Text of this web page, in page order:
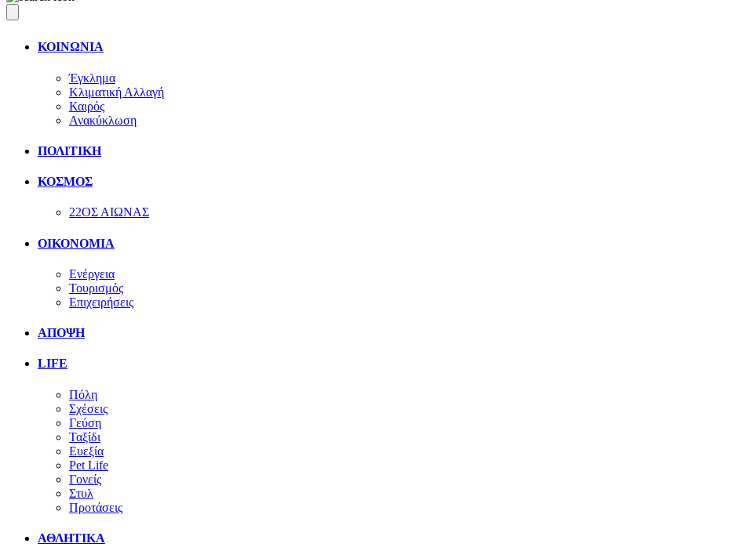
ΚΟΙΝΩΝΙΑ
Έγκλημα
Κλιματική Αλλαγή
Καιρός
Ανακύκλωση
ΠΟΛΙΤΙΚΗ
ΚΟΣΜΟΣ
22ΟΣ ΑΙΩΝΑΣ
ΟΙΚΟΝΟΜΙΑ
Ενέργεια
Τουρισμός
Επιχειρήσεις
ΑΠΟΨΗ
LIFE
Πόλη
Σχέσεις
Γεύση
Ταξίδι
Ευεξία
Pet Life
Γονείς
Στυλ
Προτάσεις
ΑΘΛΗΤΙΚΑ